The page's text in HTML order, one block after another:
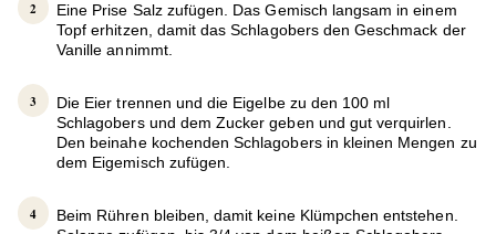
Eine Prise Salz zufügen. Das Gemisch langsam in einem
Topf erhitzen, damit das Schlagobers den Geschmack der
Vanille annimmt.
Die Eier trennen und die Eigelbe zu den 100 ml
Schlagobers und dem Zucker geben und gut verquirlen.
Den beinahe kochenden Schlagobers in kleinen Mengen zu
dem Eigemisch zufügen.
Beim Rühren bleiben, damit keine Klümpchen entstehen.